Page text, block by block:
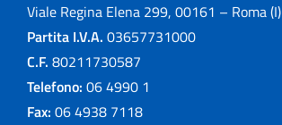
Viale Regina Elena 299, 00161 – Roma (I)
Partita I.V.A. 03657731000
C.F. 80211730587
Telefono: 06 4990 1
Fax: 06 4938 7118